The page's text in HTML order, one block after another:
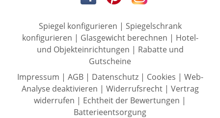
Spiegel konfigurieren | Spiegelschrank
konfigurieren | Glasgewicht berechnen | Hotel-
und Objekteinrichtungen | Rabatte und
Gutscheine
Impressum | AGB| Datenschutz| Cookies | Web-
Analyse deaktivieren | Widerrufsrecht| Vertrag
widerrufen | Echtheit der Bewertungen |
Batterieentsorgung